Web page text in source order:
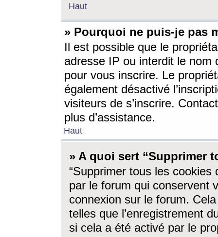
Haut
» Pourquoi ne puis-je pas
Il est possible que le
adresse IP ou interdit le nom
pour vous inscrire. Le
également désactivé
visiteurs de s’inscrire.
plus d’assistance.
Haut
» A quoi sert “Supprimer
“Supprimer tous les cookies
par le forum qui conservent
connexion sur le forum.
telles que l’enregistrement
si cela a été activé par le